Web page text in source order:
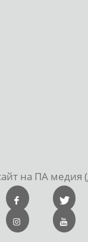
на ПА медия